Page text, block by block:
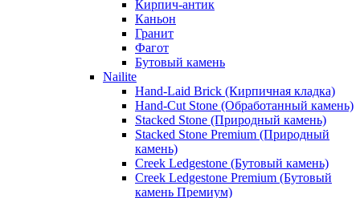
Кирпич-антик
Каньон
Гранит
Фагот
Бутовый камень
Nailite
Hand-Laid Brick (Кирпичная кладка)
Hand-Cut Stone (Обработанный камень)
Stacked Stone (Природный камень)
Stacked Stone Premium (Природный
камень)
Creek Ledgestone (Бутовый камень)
Creek Ledgestone Premium (Бутовый
камень Премиум)